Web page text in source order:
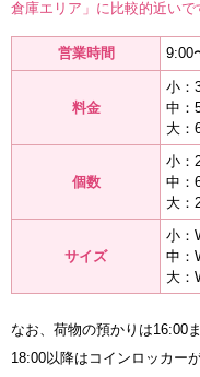
倉庫エリア」に比較的近いで
営業時間 9:00
料金
小：
中：
大：
個数
小：
中：
大：
サイズ
小：
中：
大：
なお、荷物の預かりは16:00ま
18:00以降はコインロッカー